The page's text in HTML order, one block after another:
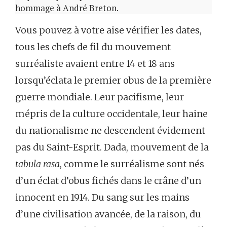
hommage à André Breton.
Vous pouvez à votre aise vérifier les dates,
tous les chefs de fil du mouvement
surréaliste avaient entre 14 et 18 ans
lorsqu’éclata le premier obus de la première
guerre mondiale. Leur pacifisme, leur
mépris de la culture occidentale, leur haine
du nationalisme ne descendent évidement
pas du Saint-Esprit. Dada, mouvement de la
tabula rasa, comme le surréalisme sont nés
d’un éclat d’obus fichés dans le crâne d’un
innocent en 1914. Du sang sur les mains
d’une civilisation avancée, de la raison, du